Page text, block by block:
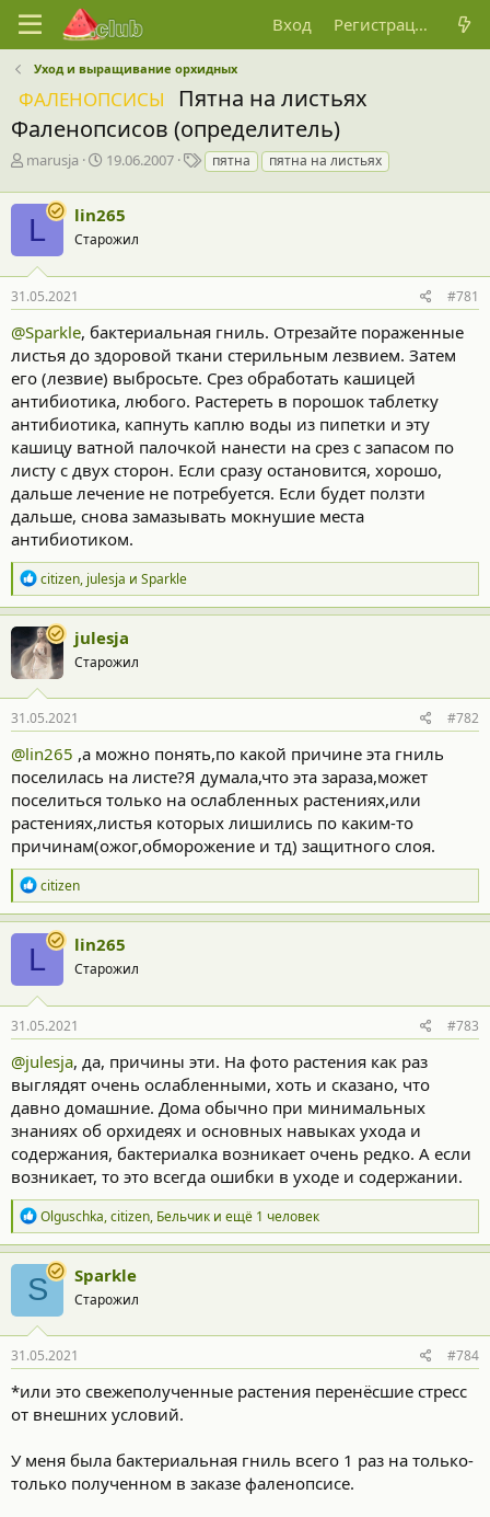
Вход Регистрация
Уход и выращивание орхидных
ФАЛЕНОПСИСЫ
Пятна на листьях
Фаленопсисов (определитель)
А
т
о
р
т
е
м
ы
marusja
Д
т
а
н
ч
л
а
19.06.2007
Т
е
г
пятна пятна на листьях
L lin265
Старожил
31.05.2021 #781
@Sparkle, бактериальная гниль. Отрезайте пораженные
листья до здоровой ткани стерильным лезвием. Затем
его (лезвие) выбросьте. Срез обработать кашицей
антибиотика, любого. Растереть в порошок таблетку
антибиотика, капнуть каплю воды из пипетки и эту
кашицу ватной палочкой нанести на срез с запасом по
листу с двух сторон. Если сразу остановится, хорошо,
дальше лечение не потребуется. Если будет ползти
дальше, снова замазывать мокнушие места
антибиотиком.
Р
е
а
к
ц
и
и
:
citizen, julesja и Sparkle
julesja
Старожил
31.05.2021 #782
@lin265 ,а можно понять,по какой причине эта гниль
поселилась на листе?Я думала,что эта зараза,может
поселиться только на ослабленных растениях,или
растениях,листья которых лишились по каким-то
причинам(ожог,обморожение и тд) защитного слоя.
Р
е
а
к
и
и
:
citizen
L lin265
Старожил
31.05.2021 #783
@julesja, да, причины эти. На фото растения как раз
выглядят очень ослабленными, хоть и сказано, что
давно домашние. Дома обычно при минимальных
знаниях об орхидеях и основных навыках ухода и
содержания, бактериалка возникает очень редко. А если
возникает, то это всегда ошибки в уходе и содержании.
Р
е
а
к
ц
и
и
:
Olguschka,citizen, Бельчик и ещё 1 человек
S Sparkle
Старожил
31.05.2021 #784
*или это свежеполученные растения перенёсшие стресс
от внешних условий.
У меня была бактериальная гниль всего 1 раз на только-
только полученном в заказе фаленопсисе.